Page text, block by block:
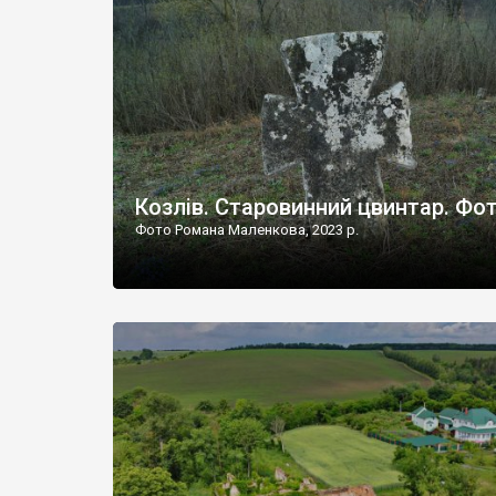
Наддністрянське відрізняється від більшості
сіл. У селі є мурована Михайлівська церква. Точної
Козлів. Старовинний цвинтар.
Фото Романа Маленкова, 2023 р.